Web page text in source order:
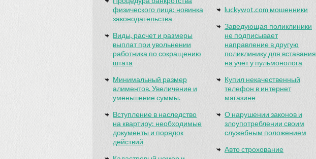
физического лица: новинка
законодательства
Виды, расчет и размеры
выплат при увольнении
работника по сокращению
штата
Минимальный размер
алиментов. Увеличение и
уменьшение суммы.
Вступление в наследство
на квартиру: необходимые
документы и порядок
действий
luckywot.com мошенники
Заведующая поликлиники
не подписывает
направление в другую
поликлинику для вставания
на учет у пульмонолога
Купил некачественный
телефон в интернет
магазине
О нарушении законов и
злоупотреблении своим
служебным положением
Авто строхование